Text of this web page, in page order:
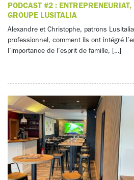
PODCAST #2 :
GROUPE LUSITALIA
Alexandre et Christophe, patrons
professionnel, comment ils ont intégré
l’importance de l’esprit de famille, […]